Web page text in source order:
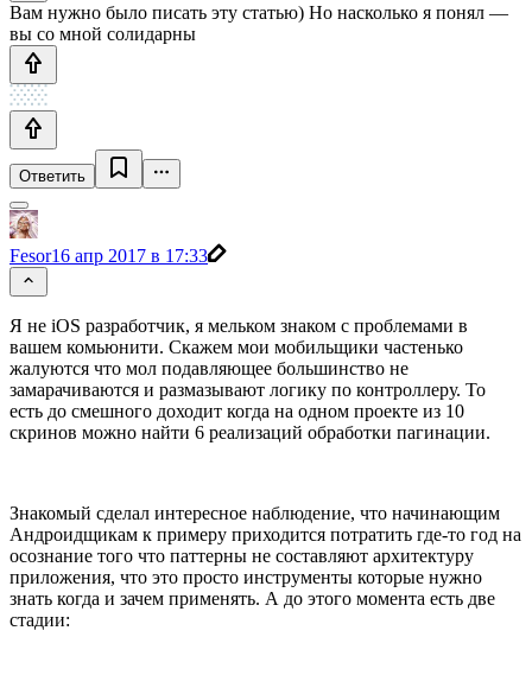
Вам нужно было писать эту статью) Но насколько я понял —
вы со мной солидарны
Ответить
Fesor16 апр 2017 в 17:33
Я не iOS разработчик, я мельком знаком с проблемами в
вашем комьюнити. Скажем мои мобильщики частенько
жалуются что мол подавляющее большинство не
замарачиваются и размазывают логику по контроллеру. То
есть до смешного доходит когда на одном проекте из 10
скринов можно найти 6 реализаций обработки пагинации.
Знакомый сделал интересное наблюдение, что начинающим
Андроидщикам к примеру приходится потратить где-то год на
осознание того что паттерны не составляют архитектуру
приложения, что это просто инструменты которые нужно
знать когда и зачем применять. А до этого момента есть две
стадии: